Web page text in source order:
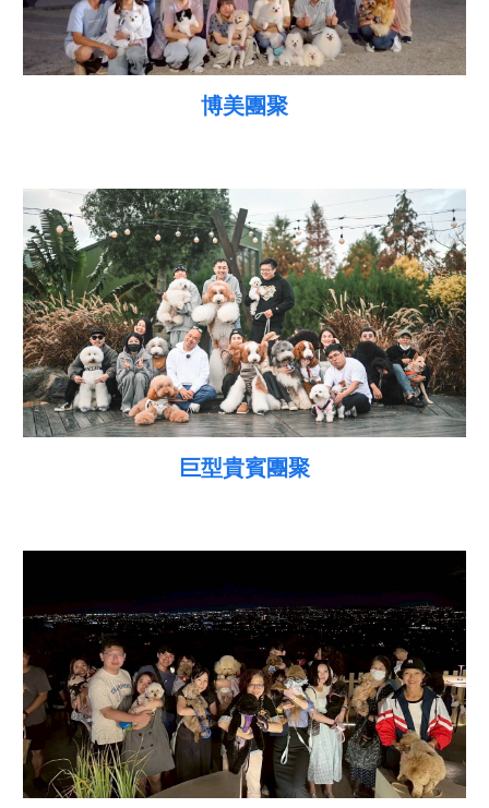
博美團聚
巨型貴賓團聚